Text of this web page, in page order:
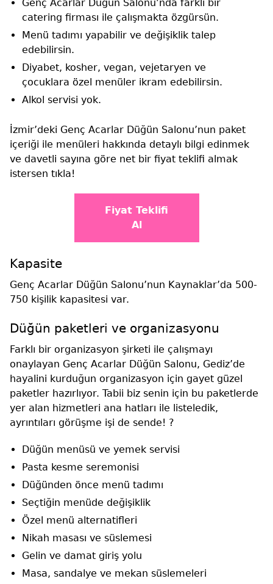
Genç Acarlar Düğün Salonu’nda farklı bir
catering firması ile çalışmakta özgürsün.
Menü tadımı yapabilir ve değişiklik talep
edebilirsin.
Diyabet, kosher, vegan, vejetaryen ve
çocuklara özel menüler ikram edebilirsin.
Alkol servisi yok.
İzmir’deki Genç Acarlar Düğün Salonu’nun paket
içeriği ile menüleri hakkında detaylı bilgi edinmek
ve davetli sayına göre net bir fiyat teklifi almak
istersen tıkla!
Fiyat Teklifi
Al
Kapasite
Genç Acarlar Düğün Salonu’nun Kaynaklar’da 500-
750 kişilik kapasitesi var.
Düğün paketleri ve organizasyonu
Farklı bir organizasyon şirketi ile çalışmayı
onaylayan Genç Acarlar Düğün Salonu, Gediz’de
hayalini kurduğun organizasyon için gayet güzel
paketler hazırlıyor. Tabii biz senin için bu paketlerde
yer alan hizmetleri ana hatları ile listeledik,
ayrıntıları görüşme işi de sende! ?
Düğün menüsü ve yemek servisi
Pasta kesme seremonisi
Düğünden önce menü tadımı
Seçtiğin menüde değişiklik
Özel menü alternatifleri
Nikah masası ve süslemesi
Gelin ve damat giriş yolu
Masa, sandalye ve mekan süslemeleri